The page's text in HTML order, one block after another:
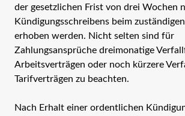
der gesetzlichen Frist von drei Wochen
Kündigungsschreibens beim
erhoben werden. Nicht selten sind für
Zahlungsansprüche dreimonatige
Arbeitsverträgen oder noch kürzere
Tarifverträgen zu beachten.
Nach Erhalt einer ordentlichen